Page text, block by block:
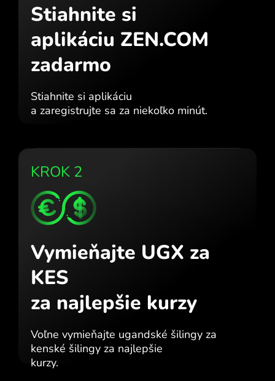
Stiahnite si
aplikáciu ZEN.COM
zadarmo
Stiahnite si aplikáciu
a zaregistrujte sa za niekoľko minút.
KROK 2
Vymieňajte UGX za
KES
za najlepšie kurzy
Voľne vymieňajte ugandské šilingy za
kenské šilingy za najlepšie
kurzy.